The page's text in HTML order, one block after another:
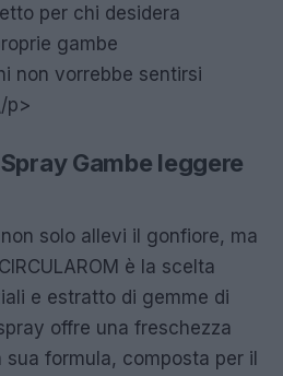
per chi desidera
gambe
non vorrebbe sentirsi
p>
Gambe leggere
solo allevi il gonfiore, ma
è la scelta
e estratto di gemme di
offre una freschezza
sua formula, composta per il